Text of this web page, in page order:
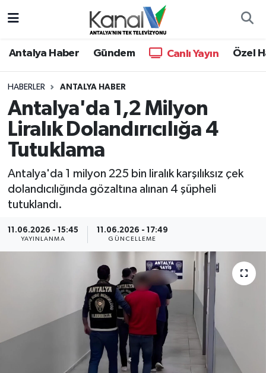
Antalya Haber Gündem Canlı Yayın Özel
HABERLER ANTALYA HABER
Antalya'da 1,2 Milyon
Liralık Dolandırıcılığa 4
Tutuklama
Antalya'da 1 milyon 225 bin liralık karşılıksız çek
dolandıcılığında gözaltına alınan 4 şüpheli
tutuklandı.
11.06.2026 - 15:45
YAYINLANMA
11.06.2026 - 17:49
GÜNCELLEME
Antalya Haber
Dünya
Eğitim
Gündem
Günün Manşetleri
KANALV Spor
Kültür Sanat
Hava Durumu
Trafik Durumu
Süper Lig Puan Durumu ve Fikstür
Son Dakika Haberleri
Haber Arşivi